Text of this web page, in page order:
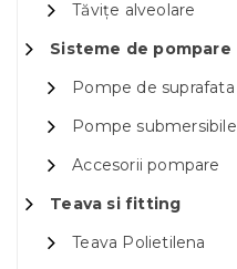
Tăvițe alveolare
Sisteme de pompare
Pompe de suprafata
Pompe submersibile
Accesorii pompare
Teava si fitting
Teava Polietilena